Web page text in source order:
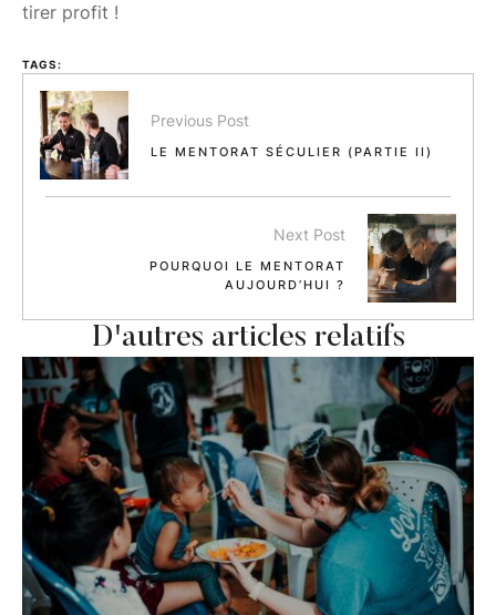
tirer profit !
TAGS:
Previous Post
LE MENTORAT SÉCULIER (PARTIE II)
Next Post
POURQUOI LE MENTORAT
AUJOURD’HUI ?
D'autres articles relatifs